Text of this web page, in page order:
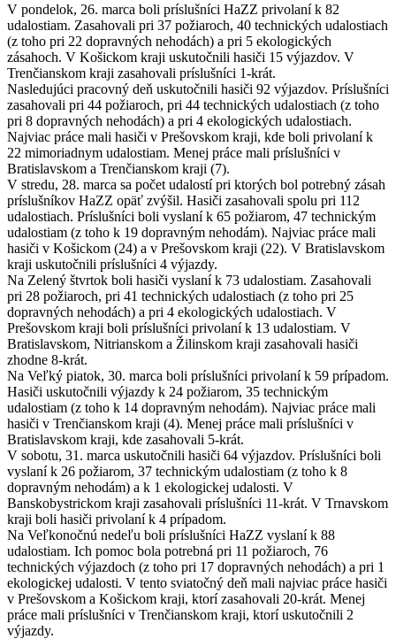
V pondelok, 26. marca boli príslušníci HaZZ privolaní k 82
udalostiam. Zasahovali pri 37 požiaroch, 40 technických udalostiach
(z toho pri 22 dopravných nehodách) a pri 5 ekologických
zásahoch. V Košickom kraji uskutočnili hasiči 15 výjazdov. V
Trenčianskom kraji zasahovali príslušníci 1-krát.
Nasledujúci pracovný deň uskutočnili hasiči 92 výjazdov. Príslušníci
zasahovali pri 44 požiaroch, pri 44 technických udalostiach (z toho
pri 8 dopravných nehodách) a pri 4 ekologických udalostiach.
Najviac práce mali hasiči v Prešovskom kraji, kde boli privolaní k
22 mimoriadnym udalostiam. Menej práce mali príslušníci v
Bratislavskom a Trenčianskom kraji (7).
V stredu, 28. marca sa počet udalostí pri ktorých bol potrebný zásah
príslušníkov HaZZ opäť zvýšil. Hasiči zasahovali spolu pri 112
udalostiach. Príslušníci boli vyslaní k 65 požiarom, 47 technickým
udalostiam (z toho k 19 dopravným nehodám). Najviac práce mali
hasiči v Košickom (24) a v Prešovskom kraji (22). V Bratislavskom
kraji uskutočnili príslušníci 4 výjazdy.
Na Zelený štvrtok boli hasiči vyslaní k 73 udalostiam. Zasahovali
pri 28 požiaroch, pri 41 technických udalostiach (z toho pri 25
dopravných nehodách) a pri 4 ekologických udalostiach. V
Prešovskom kraji boli príslušníci privolaní k 13 udalostiam. V
Bratislavskom, Nitrianskom a Žilinskom kraji zasahovali hasiči
zhodne 8-krát.
Na Veľký piatok, 30. marca boli príslušníci privolaní k 59 prípadom.
Hasiči uskutočnili výjazdy k 24 požiarom, 35 technickým
udalostiam (z toho k 14 dopravným nehodám). Najviac práce mali
hasiči v Trenčianskom kraji (4). Menej práce mali príslušníci v
Bratislavskom kraji, kde zasahovali 5-krát.
V sobotu, 31. marca uskutočnili hasiči 64 výjazdov. Príslušníci boli
vyslaní k 26 požiarom, 37 technickým udalostiam (z toho k 8
dopravným nehodám) a k 1 ekologickej udalosti. V
Banskobystrickom kraji zasahovali príslušníci 11-krát. V Trnavskom
kraji boli hasiči privolaní k 4 prípadom.
Na Veľkonočnú nedeľu boli príslušníci HaZZ vyslaní k 88
udalostiam. Ich pomoc bola potrebná pri 11 požiaroch, 76
technických výjazdoch (z toho pri 17 dopravných nehodách) a pri 1
ekologickej udalosti. V tento sviatočný deň mali najviac práce hasiči
v Prešovskom a Košickom kraji, ktorí zasahovali 20-krát. Menej
práce mali príslušníci v Trenčianskom kraji, ktorí uskutočnili 2
výjazdy.